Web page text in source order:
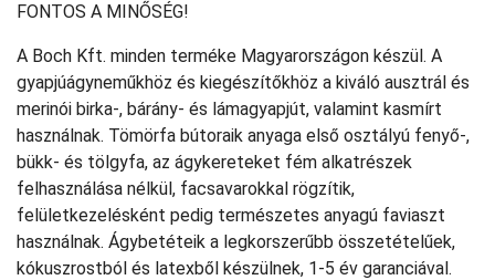
FONTOS A MINŐSÉG!
A Boch Kft. minden terméke Magyarországon készül. A
gyapjúágyneműkhöz és kiegészítőkhöz a kiváló ausztrál és
merinói birka-, bárány- és lámagyapjút, valamint kasmírt
használnak. Tömörfa bútoraik anyaga első osztályú fenyő-,
bükk- és tölgyfa, az ágykereteket fém alkatrészek
felhasználása nélkül, facsavarokkal rögzítik,
felületkezelésként pedig természetes anyagú faviaszt
használnak. Ágybetéteik a legkorszerűbb összetételűek,
kókuszrostból és latexből készülnek, 1-5 év garanciával.